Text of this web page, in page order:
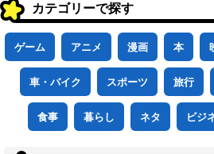
カテゴリーで探す
ゲーム アニメ 漫画 本
車・バイク スポーツ 旅行
食事 暮らし ネタ ビジ